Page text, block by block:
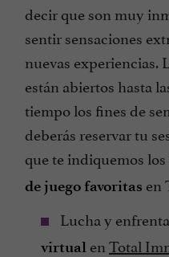
decir que son muy
sentir sensaciones
nuevas experiencias.
están abiertos hasta
tiempo los fines de
deberás reservar tu
que te indiquemos
de juego favoritas en
Lucha y
virtual en Total